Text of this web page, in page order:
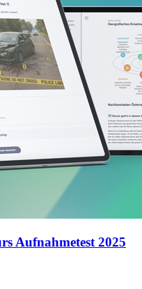
Aufnahmetest 2025